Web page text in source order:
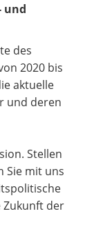
und
des
2020 bis
aktuelle
und deren
Stellen
Sie mit uns
der